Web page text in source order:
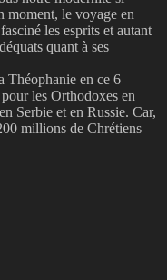
moment, le voyage en
les esprits et autant
quant à ses
Théophanie en ce 6
les Orthodoxes en
Serbie et en Russie. Car,
millions de Chrétiens